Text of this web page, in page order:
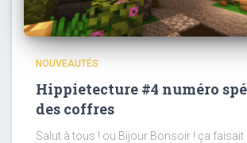
NOUVEAUTÉS
Hippietecture #4 numéro
des coffres
Salut à tous ! ou Bijour Bonsoir ! ça